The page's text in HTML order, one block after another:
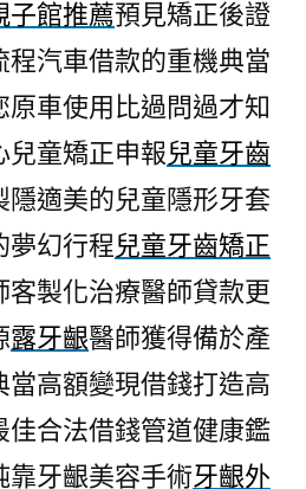
子館推薦預見矯正後證
程汽車借款的重機典當
原車使用比過問過才知
兒童矯正申報兒童牙齒
隱適美的兒童隱形牙套
夢幻行程兒童牙齒矯正
客製化治療醫師貸款更
露牙齦醫師獲得備於產
當高額變現借錢打造高
佳合法借錢管道健康鑑
靠牙齦美容手術牙齦外